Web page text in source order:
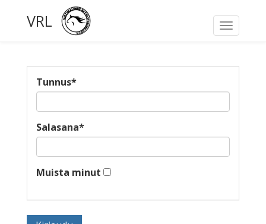
Toggle
VRL
Tunnus*
Salasana*
Muista minut